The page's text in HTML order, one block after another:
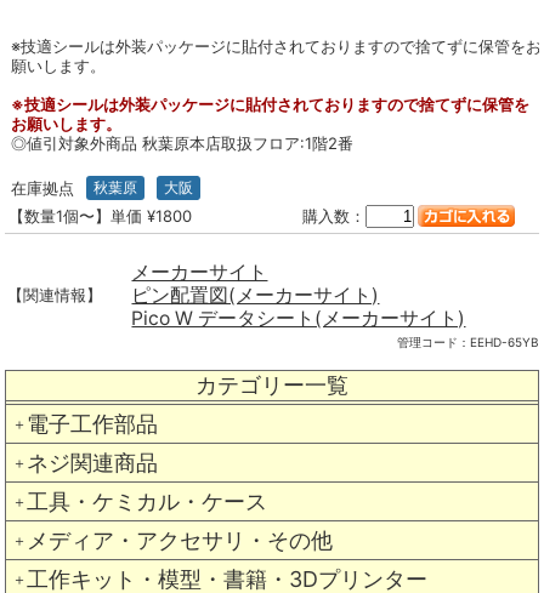
カテゴリー一覧
＋ 電子工作部品
＋ ネジ関連商品
＋ 工具・ケミカル・ケース
＋ メディア・アクセサリ・その他
＋ 工作キット・模型・書籍・3Dプリンター
※技適シールは外装パッケージに貼付されておりますので捨てずに保管をお
願いします。
※技適シールは外装パッケージに貼付されておりますので捨てずに保管を
お願いします。
◎値引対象外商品 秋葉原本店取扱フロア:1階2番
在庫拠点 秋葉原 大阪
【数量1個〜】単価 ¥1800 購入数：
【関連情報】
メーカーサイト
ピン配置図(メーカーサイト)
Pico W データシート(メーカーサイト)
管理コード： EEHD-65YB